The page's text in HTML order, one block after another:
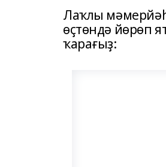
Лаҡлы
өҫтөндә йөрөп
ҡарағыҙ: